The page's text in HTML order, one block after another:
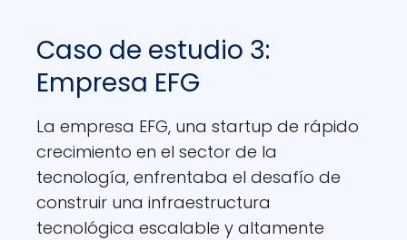
Caso de estudio 3:
Empresa EFG
La empresa EFG, una startup de rápido
crecimiento en el sector de la
tecnología, enfrentaba el desafío de
construir una infraestructura
tecnológica escalable y altamente